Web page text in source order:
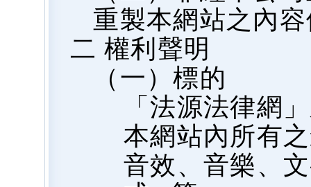
重製本網站之內
二 權利聲明
（一）標的
「法源法律網
本網站內所有
音效、音樂、